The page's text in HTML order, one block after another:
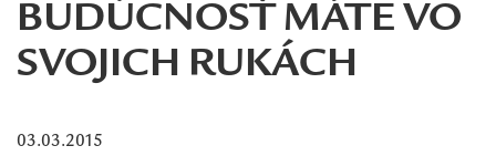
BUDÚCNOSŤ MÁTE VO
SVOJICH RUKÁCH
03.03.2015